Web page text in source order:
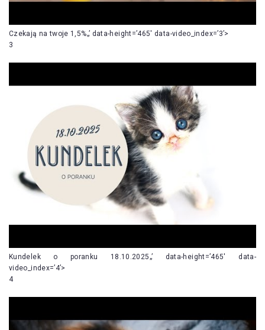
Czekają na twoje 1,5%„’ data-height=’465′ data-video_index=’3’>
3
Kundelek o poranku 18.10.2025„’ data-height=’465′ data-
video_index=’4’>
4